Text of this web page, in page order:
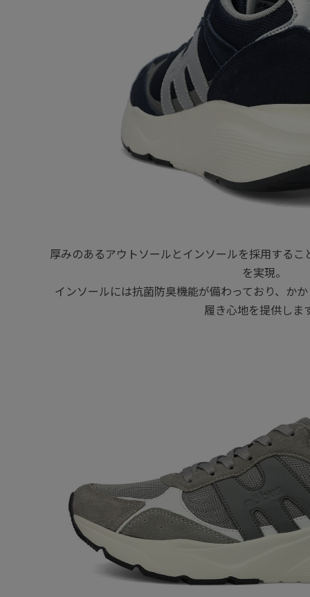
厚みのあるアウトソールとインソールを採用する
を実現。
インソールには抗菌防臭機能が備わっており、か
履き心地を提供しま